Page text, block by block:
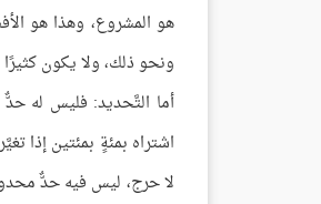
هو المشروع، وهذا هو
ونحو ذلك، ولا يكون
أما التَّحديد: فليس له حدٌّ
اشتراه بمئةٍ بمئتين إذا
لا حرج، ليس فيه حدٌّ